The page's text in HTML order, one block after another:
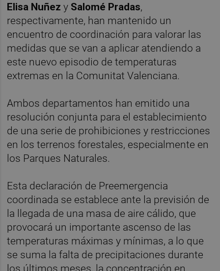
Elisa Nuñez y Salomé Pradas,
respectivamente, han mantenido un
encuentro de coordinación para valorar las
medidas que se van a aplicar atendiendo a
este nuevo episodio de temperaturas
extremas en la Comunitat Valenciana.
Ambos departamentos han emitido una
resolución conjunta para el establecimiento
de una serie de prohibiciones y restricciones
en los terrenos forestales, especialmente en
los Parques Naturales.
Esta declaración de Preemergencia
coordinada se establece ante la previsión de
la llegada de una masa de aire cálido, que
provocará un importante ascenso de las
temperaturas máximas y mínimas, a lo que
se suma la falta de precipitaciones durante